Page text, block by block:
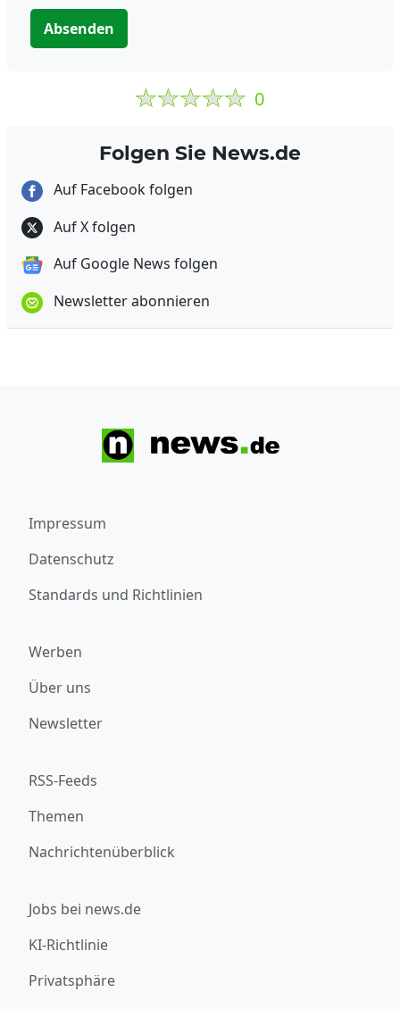
Absenden
0
Folgen Sie News.de
Auf Facebook folgen
Auf X folgen
Auf Google News folgen
Newsletter abonnieren
Impressum
Datenschutz
Standards und Richtlinien
Werben
Über uns
Newsletter
RSS-Feeds
Themen
Nachrichtenüberblick
Jobs bei news.de
KI-Richtlinie
Privatsphäre